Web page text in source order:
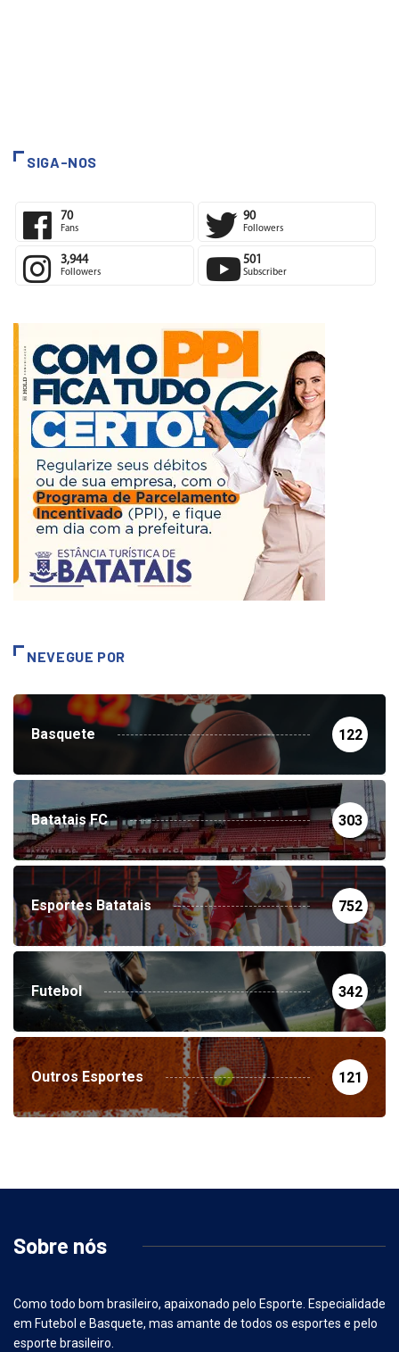
SIGA-NOS
70
Fans
90
Followers
3,944
Followers
501
Subscriber
NEVEGUE POR
Basquete 122
Batatais FC 303
Esportes Batatais 752
Futebol 342
Outros Esportes 121
Sobre nós
Como todo bom brasileiro, apaixonado pelo Esporte. Especialidade
em Futebol e Basquete, mas amante de todos os esportes e pelo
esporte brasileiro.